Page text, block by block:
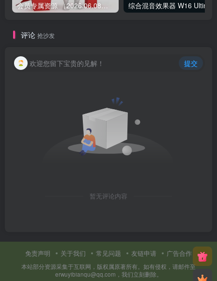
会员专属资源 （2026.06.08更新）
评论 抢沙发
欢迎您留下宝贵的见解！ 提交
暂无评论内容
免责声明 关于我们 常见问题 友链申请 广告合作
本站部分资源采集于互联网，版权属原著所有。如有侵权，请邮件至
erwuyibianqu@qq.com，我们立刻删除。